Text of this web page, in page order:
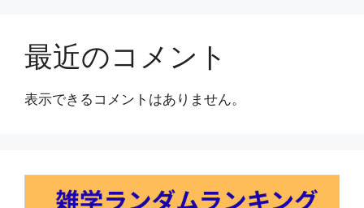
最近のコメント
表示できるコメントはありません。